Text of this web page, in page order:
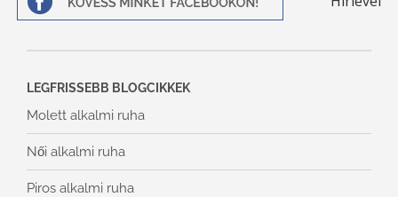
LEGFRISSEBB BLOGCIKKEK
Molett alkalmi ruha
Női alkalmi ruha
Piros alkalmi ruha